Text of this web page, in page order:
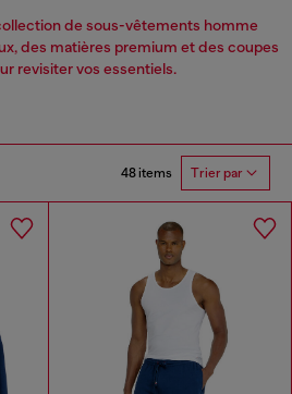
de sous-vêtements homme
des matières premium et des coupes
revisiter vos essentiels.
48 items Trier par